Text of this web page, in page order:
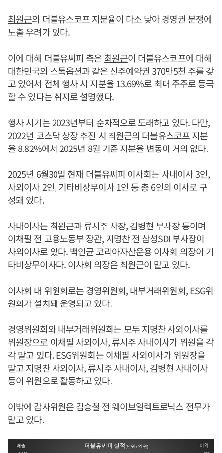
최원근의 더블유스코프 지분율이 다소 낮아 경영권 분쟁에
노출 우려가 있다.
이에 대해 더블유씨피 측은 최원근이 더블유스코프에 대해
대한민국의 스톡옵션과 같은 신주예약권 370만5천 주를 갖
고 있어서 전체 행사 시 지분율 13.69%로 최대 주주로 등극
할 수 있다는 취지로 설명했다.
행사 시기는 2023년부터 순차적으로 도래하고 있다. 다만,
2022년 코스닥 상장 추진 시 최원근의 더블유스코프 지분
율 8.82%에서 2025년 8월 기준 지분율 변동이 거의 없다.
2025년 6월30일 현재 더블유씨피 이사회는 사내이사 3인,
사외이사 2인, 기타비상무이사 1인 등 총 6인의 이사로 구
성돼 있다.
사내이사는 최원근과 류시주 사장, 김병현 부사장 등이며
이채필 전 고용노동부 장관, 지명찬 전 삼성SDI 부사장이
사외이사로 있다. 백인균 코리아자산운용 이사회 의장이 기
타비상무이사다. 이사회 의장은최원근이 맡고 있다.
이사회 내 위원회로는 경영위원회, 내부거래위원회, ESG위
원회가 설치돼 운영되고 있다.
경영위원회와 내부거래위원회는 모두 지명찬 사외이사를
위원장으로 이채필 사외이사, 류시주 사내이사가 위원을 각
각 맡고 있다. ESG위원회는 이채필 사외이사가 위원장을
맡고 지명찬 사외이사, 류시주 사내이사, 김병현 사내이사
등이 위원으로 활동하고 있다.
이밖에 감사위원은 김승철 전 웨이브일렉트로닉스 전무가
맡고 있다.